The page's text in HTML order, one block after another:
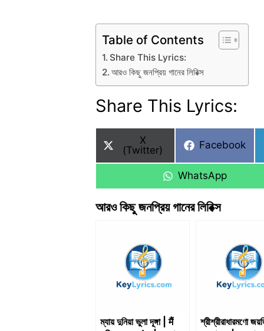
Table of Contents
Share This Lyrics:
আরও কিছু জনপ্রিয় গানের লিরিক্স
Share This Lyrics:
Share
on
X
(Twitter)
Share
Facebook
Share
WhatsApp
আরও কিছু জনপ্রিয় গানের লিরিক্স
ম্যায় দুনিয়া ভুলা দূঙ্গা | मैं
শ্রীশ্রীরাধারমণো